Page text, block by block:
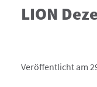
LION
Veröffentlicht am